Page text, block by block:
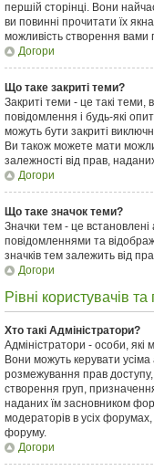
першій сторінці. Вони
ви повинні прочитати їх
можливість створення вами
Догори
Що таке закриті теми?
Закриті теми - це такі теми,
повідомлення і будь-які
можуть бути закриті
Ви також можете мати
залежності від прав,
Догори
Що таке значок теми?
Значки тем - це
повідомленнями та
значків тем залежить від
Догори
Рівні користувачів та
Хто такі Адміністратори?
Адміністратори - особи,
Вони можуть керувати
розмежування прав
створення груп,
наданих їм засновником
модераторів в усіх
форуму.
Догори